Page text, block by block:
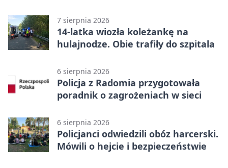
7 sierpnia 2026
14-latka wiozła koleżankę na
hulajnodze. Obie trafiły do szpitala
6 sierpnia 2026
Policja z Radomia przygotowała
poradnik o zagrożeniach w sieci
6 sierpnia 2026
Policjanci odwiedzili obóz harcerski.
Mówili o hejcie i bezpieczeństwie